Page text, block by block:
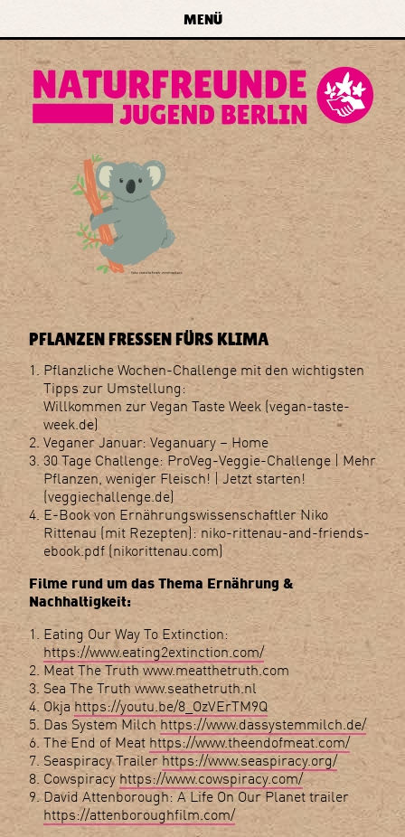
zum Inhalt springen
forum
naturfreundejugend
e.v.
MENÜ
PFLANZEN FRESSEN FÜRS KLIMA
Pflanzliche Wochen-Challenge mit den wichtigsten
Tipps zur Umstellung:
Willkommen zur Vegan Taste Week (vegan-taste-
week.de)
Veganer Januar: Veganuary – Home
30 Tage Challenge: ProVeg-Veggie-Challenge | Mehr
Pflanzen, weniger Fleisch! | Jetzt starten!
(veggiechallenge.de)
E-Book von Ernährungswissenschaftler Niko
Rittenau (mit Rezepten): niko-rittenau-and-friends-
ebook.pdf (nikorittenau.com)
Filme rund um das Thema Ernährung &
Nachhaltigkeit:
Eating Our Way To Extinction:
https://www.eating2extinction.com/
Meat The Truth www.meatthetruth.com
Sea The Truth www.seathetruth.nl
Okjahttps://youtu.be/8_OzVErTM9Q
Das System Milch https://www.dassystemmilch.de/
The End of Meat https://www.theendofmeat.com/
Seaspiracy Trailer https://www.seaspiracy.org/
Cowspiracy https://www.cowspiracy.com/
David Attenborough: A Life On Our Planet trailer
https://attenboroughfilm.com/